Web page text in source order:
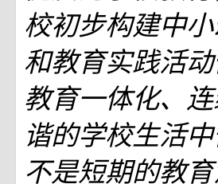
校初步构建中
和教育实践活
教育一体化、
谐的学校生活
不是短期的教